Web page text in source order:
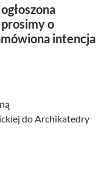
o
intencja
do Archikatedry